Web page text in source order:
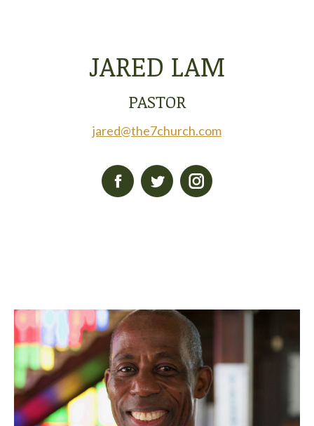
JARED LAM
PASTOR
jared@the7church.com
Facebook
TwitterInstagram